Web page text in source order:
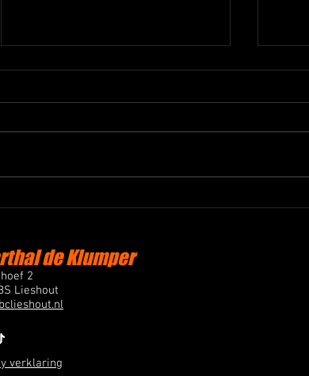
Succesvol All Star Weekend
voor leden, fans en vrienden van
won
de Klumper
2
Lieshout
verklaring